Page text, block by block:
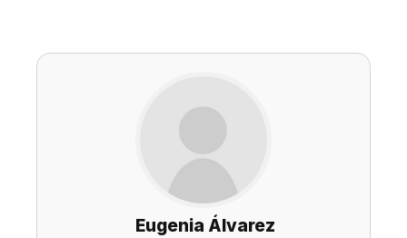
Eugenia Álvarez